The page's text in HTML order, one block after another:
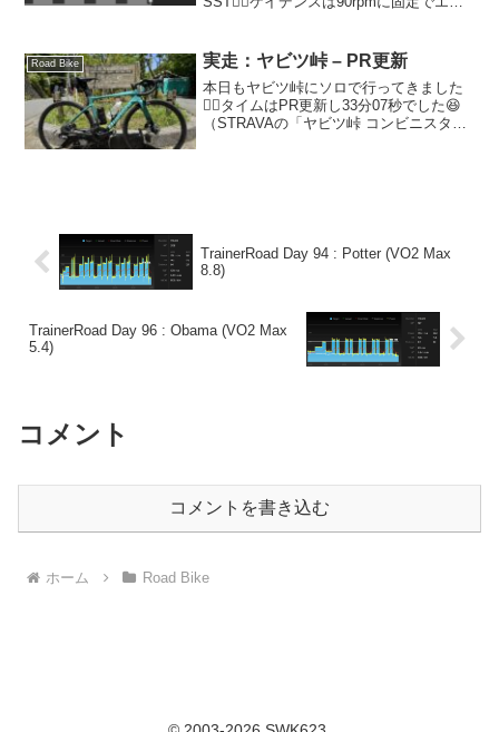
よりキツかった。今日、...
Road Bike 実走：ヤビツ峠 – PR更新
本日もヤビツ峠にソロで行ってきました
🚴‍♂️タイムはPR更新し33分07秒でした😆
（STRAVAの「ヤビツ峠 コンビニスター
TrainerRoad Day 94 : Potter (VO2 Max
8.8)
TrainerRoad Day 96 : Obama (VO2 Max
5.4)
コメント
コメントを書き込む
ホーム Road Bike